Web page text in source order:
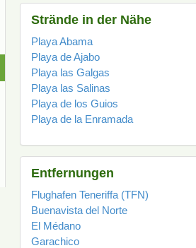
Strände in der Nähe
Playa Abama
Playa de Ajabo
Playa las Galgas
Playa las Salinas
Playa de los Guios
Playa de la Enramada
Entfernungen
Flughafen Teneriffa (TFN)
Buenavista del Norte
El Médano
Garachico